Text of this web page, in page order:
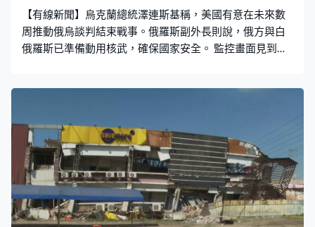
【有線新聞】烏克蘭總統澤連斯基稱，美國有意在未來數
周推動俄烏談判結束戰事。俄羅斯副外長則說，俄方與白
俄羅斯已準備動用核武，確保國家安全。 監控畫面見到，
愈趨激烈，前線形勢不斷變化，但烏軍正逐步收復失地，
單是上個月已收復100平方公里領土，累計今年已奪回600
平方公里土地，瑟爾斯基強調烏克蘭掌握主動權。 總統澤
連斯基接受英國《衛報》訪問，認為烏軍戰力持續提升，
是兩年來最強，聲言俄羅斯不會取勝。早前在倫敦會晤英
法德領袖的澤連斯基，亦與美國特使威特科夫及總統特朗